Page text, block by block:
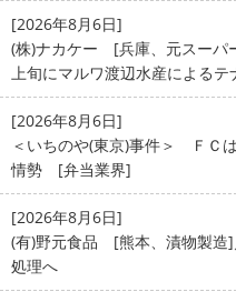
[2026年8月6日]
(株)ナカケー [兵庫、元スーパ
上旬にマルワ渡辺水産によるテ
[2026年8月6日]
＜いちのや(東京)事件＞ ＦＣ
情勢 [弁当業界]
[2026年8月6日]
(有)野元食品 [熊本、漬物製造]
処理へ